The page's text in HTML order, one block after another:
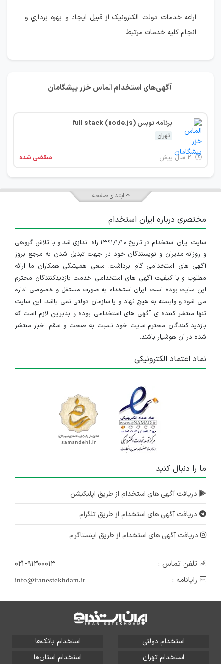
اراعه خدمات دولت الكترونيك از قبيل ايجاد و بهره برداري و
انجام كليه خدمات مرتبط
آگهی‌های استخدام الماس خزر پيشگامان
برنامه نویس (full stack (node.js
تهران
منقضی شده
ابتدای صفحه
مختصری درباره ایران استخدام
سایت ایران استخدام در تاریخ ۱۳۹۱/۱/۱۰ راه اندازی شد و با تلاش گروهی
و روزانه مدیران و نویسندگان خود در جهت تبدیل شدن به مرجع بروز
آگهی های استخدامی گام برداشت. سعی همیشگی همکاران ما ارائه
مطلوب و با کیفیت آگهی های استخدامی خدمت بازدیدکنندگان محترم
این سایت بوده است. ایران استخدام به صورت مستقل و خصوصی اداره
می شود و وابسته به هیچ نهاد و یا سازمان دولتی نمی باشد، این سایت
تنها منتشر کننده ی آگهی های استخدامی بوده و بنابراین لازم است که
بازدید کنندگان محترم سایت خود نسبت به صحت و سقم اخبار منتشر
شده در آن هوشیار باشند.
نماد اعتماد الکترونیکی
ما را دنبال کنید
دریافت آگهی های استخدام از طریق اپلیکیشن
دریافت آگهی های استخدام از طریق تلگرام
دریافت آگهی های استخدام از طریق اینستاگرام
تلفن تماس :
۰۲۱-۹۱۳۰۰۰۱۳
رایانامه :
info@iranestekhdam.ir
استخدام دولتی
استخدام بانک‌ها
استخدام تهران
استخدام استان‌ها